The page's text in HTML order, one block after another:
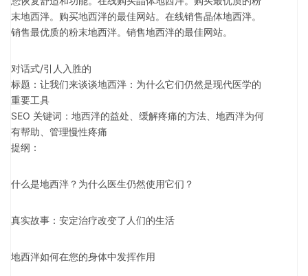
末地西泮。购买地西泮的最佳网站。在线销售晶体地西泮。
销售最优质的粉末地西泮。销售地西泮的最佳网站。
对话式/引人入胜的
标题：让我们来谈谈地西泮：为什么它们仍然是现代医学的
重要工具
SEO 关键词：地西泮的益处、缓解疼痛的方法、地西泮为何
有帮助、管理慢性疼痛
提纲：
什么是地西泮？为什么医生仍然使用它们？
真实故事：安定治疗改变了人们的生活
地西泮如何在您的身体中发挥作用